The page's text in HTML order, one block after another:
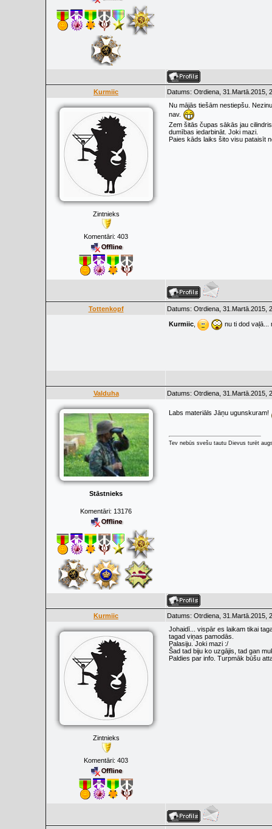
Kurmiic Datums: Otrdiena, 31.Martā.2015,
Zintnieks
Komentāri: 403
Nu mājās tiešām nestiepšu.
nav.
Zem šitās čupas sākās jau
dumības iedarbināt. Joki mazi.
Paies kāds laiks šito visu pataisīt
Tottenkopf Datums: Otrdiena, 31.Martā.2015,
Kurmiic nu ti dod vaļā...
Valduha Datums: Otrdiena, 31.Martā.2015,
Stāstnieks
Komentāri: 13176
Labs materiāls Jāņu ugunskuram!
Tev nebūs svešu tautu Dievus turēt
Kurmiic Datums: Otrdiena, 31.Martā.2015,
Zintnieks
Komentāri: 403
Johaidī... vispār es laikam tikai
tagad viņas pamodās.
Palasiju. Joki mazi :/
Šad tad biju ko uzgājis, tad gan
Paldies par info. Turpmāk būšu